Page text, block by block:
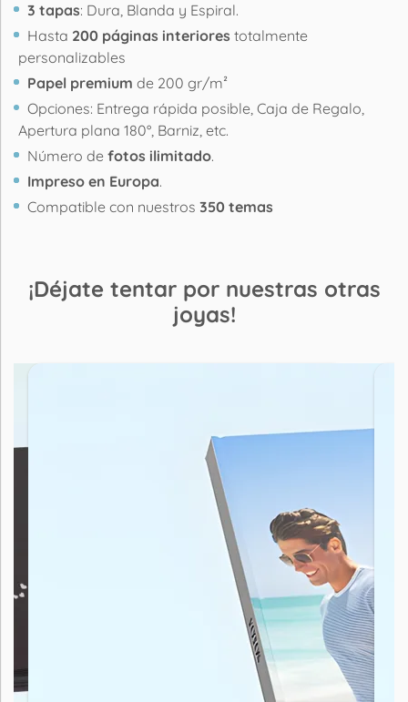
3 tapas: Dura, Blanda y Espiral.
Hasta 200 páginas interiores totalmente
personalizables
Papel premium de 200 gr/m²
Opciones: Entrega rápida posible, Caja de Regalo,
Apertura plana 180°, Barniz, etc.
Número de fotos ilimitado.
Impreso en Europa.
Compatible con nuestros 350 temas
¡Déjate tentar por nuestras otras
joyas!